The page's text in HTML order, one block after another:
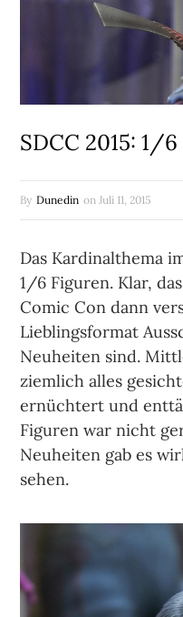
SDCC 2015: 1/6
By Dunedin on Juli 11, 2015
Das Kardinalthema
1/6 Figuren. Klar,
Comic Con dann
Lieblingsformat
Neuheiten sind.
ziemlich alles
ernüchtert und
Figuren war nicht
Neuheiten gab es
sehen.